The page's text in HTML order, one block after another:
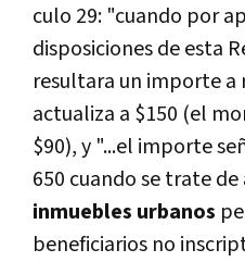
culo 29: "cuando por
disposiciones de esta
resultara un importe a
actualiza a $150 (el
$90), y "...el importe
650 cuando se trate de
inmuebles urbanos
beneficiarios no